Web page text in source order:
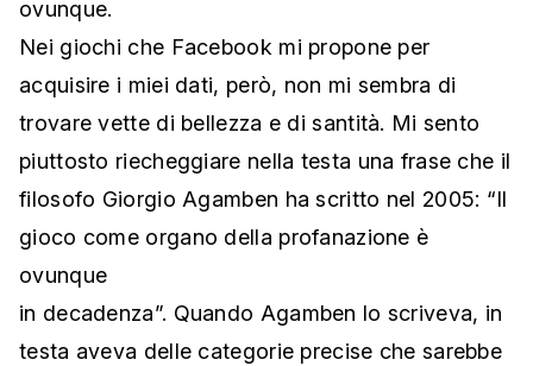
ovunque.
Nei giochi che Facebook mi propone per
acquisire i miei dati, però, non mi sembra di
trovare vette di bellezza e di santità. Mi sento
piuttosto riecheggiare nella testa una frase che il
filosofo Giorgio Agamben ha scritto nel 2005: “Il
gioco come organo della profanazione è
ovunque
in decadenza”. Quando Agamben lo scriveva, in
testa aveva delle categorie precise che sarebbe